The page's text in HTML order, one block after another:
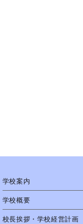
学校案内
学校概要
校長挨拶・学校経営計画